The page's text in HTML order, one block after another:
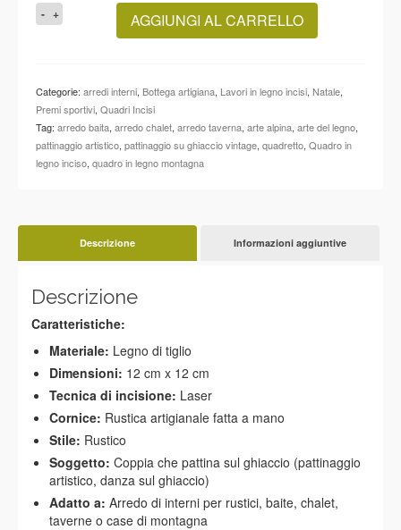
QUADRO
IN
su
ghiaccio"
quantità
AGGIUNGI AL CARRELLO
Categorie: arredi interni, Bottega artigiana, Lavori in legno incisi, Natale,
Premi sportivi, Quadri Incisi
Tag: arredo baita, arredo chalet, arredo taverna, arte alpina, arte del legno,
pattinaggio artistico, pattinaggio su ghiaccio vintage, quadretto, Quadro in
legno inciso, quadro in legno montagna
Descrizione Informazioni aggiuntive
Descrizione
Caratteristiche:
Materiale: Legno di tiglio
Dimensioni: 12 cm x 12 cm
Tecnica di incisione: Laser
Cornice: Rustica artigianale fatta a mano
Stile: Rustico
Soggetto: Coppia che pattina sul ghiaccio (pattinaggio
artistico, danza sul ghiaccio)
Adatto a: Arredo di interni per rustici, baite, chalet,
taverne o case di montagna